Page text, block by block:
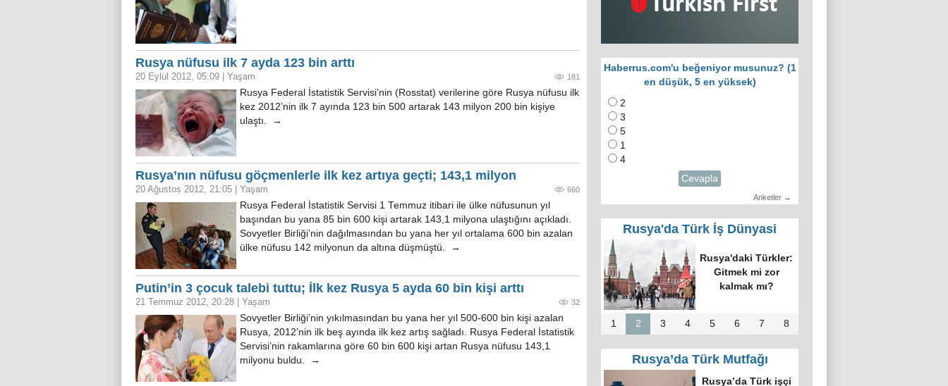
Rusya nüfusu ilk 7 ayda 123 bin arttı
20 Eylül 2012, 05:09 Yaşam 181
Rusya Federal İstatistik Servisi’nin (Rosstat) verilerine göre Rusya nüfusu ilk
kez 2012’nin ilk 7 ayında 123 bin 500 artarak 143 milyon 200 bin kişiye
ulaştı. →
Rusya’nın nüfusu göçmenlerle ilk kez artıya geçti; 143,1 milyon
20 Ağustos 2012, 21:05 Yaşam 660
Rusya Federal İstatistik Servisi 1 Temmuz itibari ile ülke nüfusunun yıl
başından bu yana 85 bin 600 kişi artarak 143,1 milyona ulaştığını açıkladı.
Sovyetler Birliği’nin dağılmasından bu yana her yıl ortalama 600 bin azalan
ülke nüfusu 142 milyonun da altına düşmüştü. →
Putin’in 3 çocuk talebi tuttu; İlk kez Rusya 5 ayda 60 bin kişi arttı
21 Temmuz 2012, 20:28 Yaşam 32
Sovyetler Birliği’nin yıkılmasından bu yana her yıl 500-600 bin kişi azalan
Rusya, 2012’nin ilk beş ayında ilk kez artış sağladı. Rusya Federal İstatistik
Servisi’nin rakamlarına göre 60 bin 600 kişi artan Rusya nüfusu 143,1
milyonu buldu. →
Haberrus.com'u beğeniyor musunuz? (1
en düşük, 5 en yüksek)
2
3
5
1
4
Cevapla
Anketler →
Rusya'da Türk İş Dünyasi
Rusya'daki Türkler:
Gitmek mi zor
kalmak mı?
1 2 3 4 5 6 7 8
Rusya’da Türk Mutfağı
Rusya’da Türk işçi